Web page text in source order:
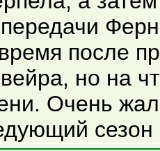
после
но на
Очень